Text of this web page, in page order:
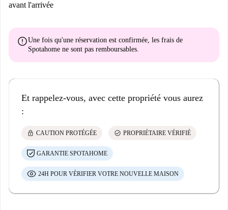
avant l'arrivée
errorUne fois qu'une réservation est confirmée, les frais de
Spotahome ne sont pas remboursables.
Et rappelez-vous, avec cette propriété vous aurez
:
lock CAUTION PROTÉGÉE check_circle PROPRIÉTAIRE VÉRIFIÉ
GARANTIE SPOTAHOME
24H POUR VÉRIFIER VOTRE NOUVELLE MAISON